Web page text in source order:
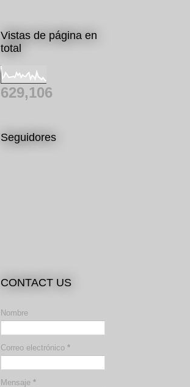
Vistas de página en
total
629,106
Seguidores
CONTACT US
Nombre
Correo electrónico *
Mensaje *